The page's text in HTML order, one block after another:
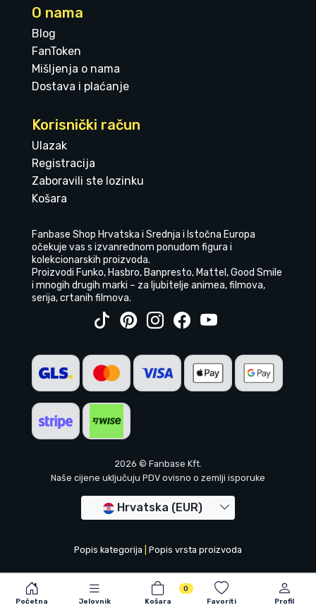
Početna Jelovnik Košara
0
Favoriti
Profil
O nama
Blog
FanToken
Mišljenja o nama
Dostava i plaćanje
Korisnički račun
Ulazak
Registracija
Zaboravili ste lozinku
Košara
Fanbase Shop Hrvatska i Srednja i Istočna Europa
očekuje vas s izvanrednom ponudom figura i
kolekcionarskih proizvoda.
Proizvodi Funko, Hasbro, Banpresto, Mattel, Good Smile
i mnogih drugih marki – za ljubitelje animea, filmova,
serija, crtanih filmova.
2026 © Fanbase Kft.
Naše cijene uključuju PDV ovisno o zemlji isporuke
Hrvatska (EUR)
Popis kategorija Popis vrsta proizvoda